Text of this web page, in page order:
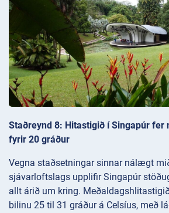
Staðreynd 8: Hitastigið í Singapúr
fyrir 20 gráður
Vegna staðsetningar sinnar nálægt
sjávarloftslags upplifir Singapúr
allt árið um kring.
bilinu 25 til 31 gráður á Celsíus, með